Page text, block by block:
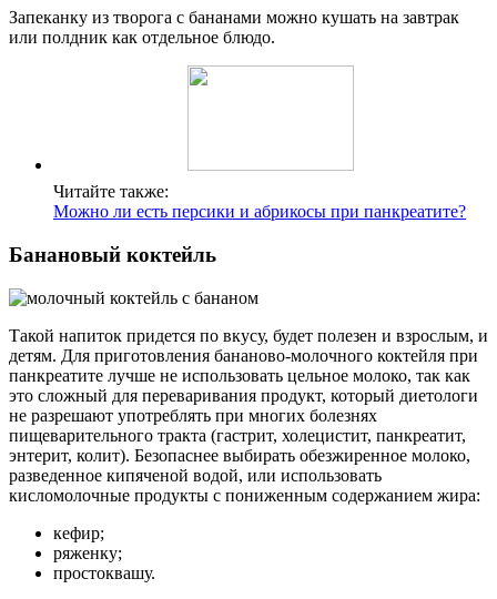
Запеканку из творога с бананами можно кушать на завтрак
или полдник как отдельное блюдо.
Читайте также:
Можно ли есть персики и абрикосы при панкреатите?
Банановый коктейль
Такой напиток придется по вкусу, будет полезен и взрослым, и
детям. Для приготовления бананово-молочного коктейля при
панкреатите лучше не использовать цельное молоко, так как
это сложный для переваривания продукт, который диетологи
не разрешают употреблять при многих болезнях
пищеварительного тракта (гастрит, холецистит, панкреатит,
энтерит, колит). Безопаснее выбирать обезжиренное молоко,
разведенное кипяченой водой, или использовать
кисломолочные продукты с пониженным содержанием жира:
кефир;
ряженку;
простоквашу.